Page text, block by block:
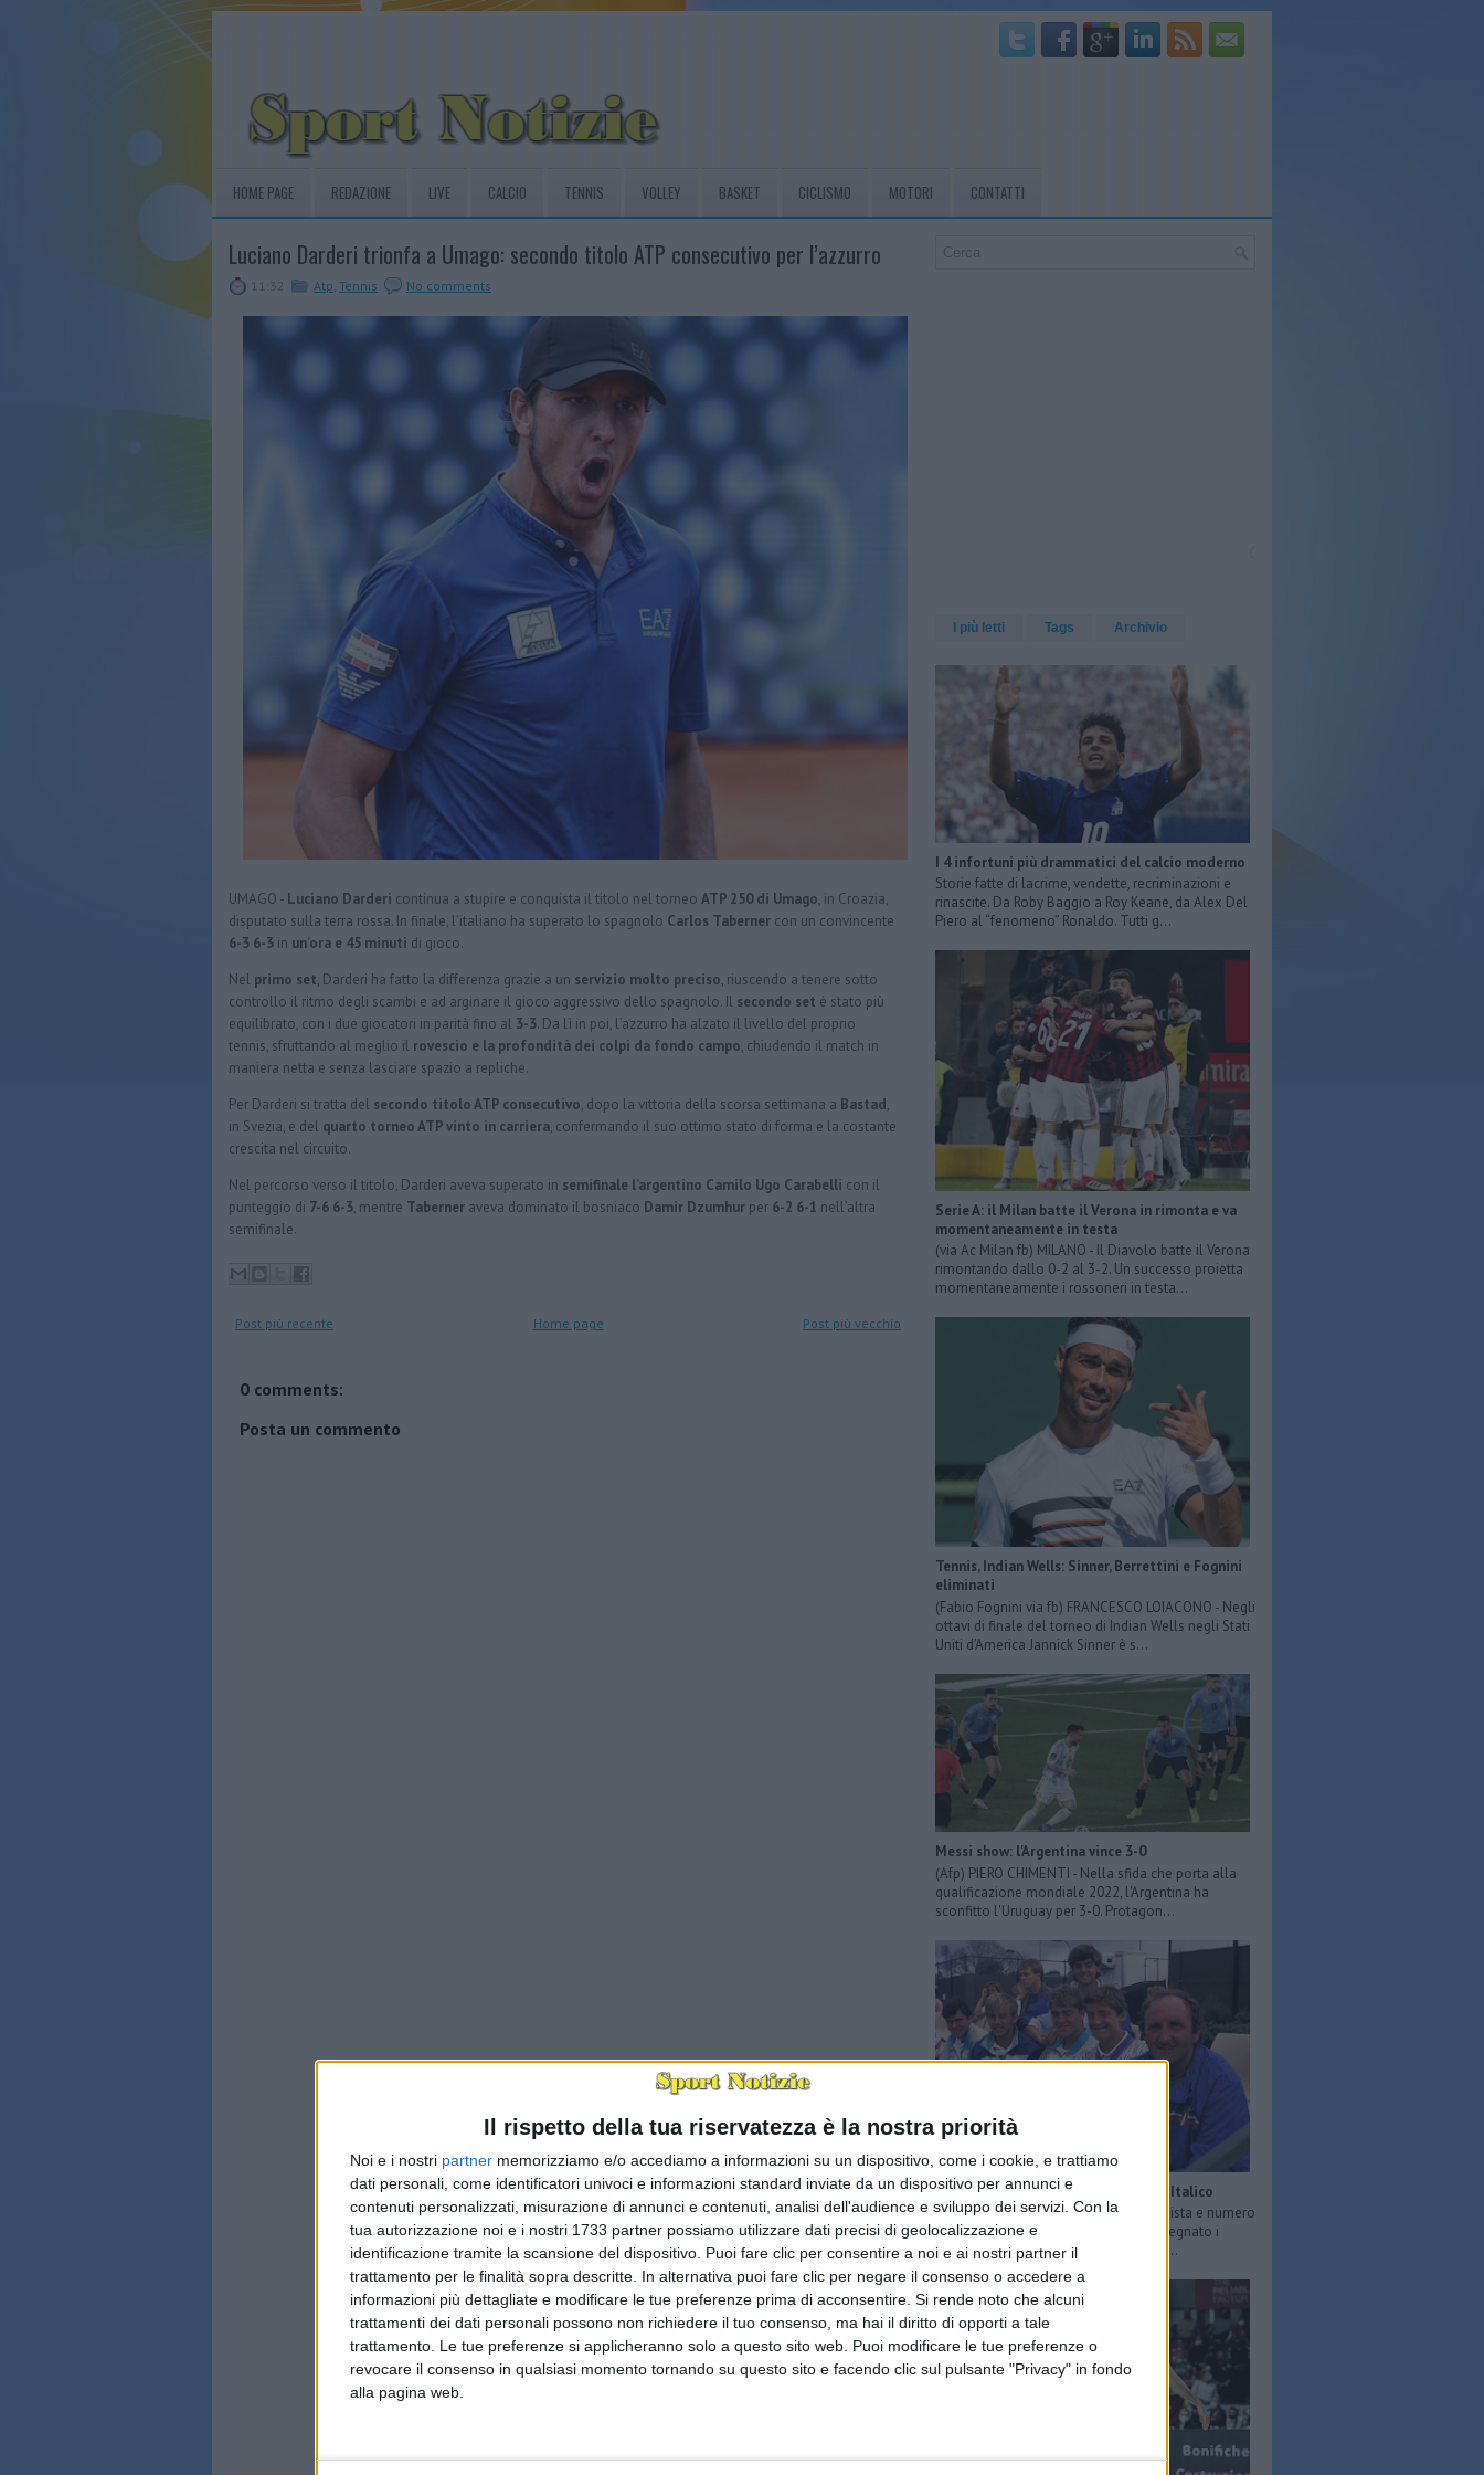
Il rispetto della tua riservatezza è la nostra priorità
Noi e i nostri partner memorizziamo e/o accediamo a informazioni su un dispositivo, come i cookie, e trattiamo
dati personali, come identificatori univoci e informazioni standard inviate da un dispositivo per annunci e
contenuti personalizzati, misurazione di annunci e contenuti, analisi dell'audience e sviluppo dei servizi. Con la
tua autorizzazione noi e i nostri 1733 partner possiamo utilizzare dati precisi di geolocalizzazione e
identificazione tramite la scansione del dispositivo. Puoi fare clic per consentire a noi e ai nostri partner il
trattamento per le finalità sopra descritte. In alternativa puoi fare clic per negare il consenso o accedere a
informazioni più dettagliate e modificare le tue preferenze prima di acconsentire. Si rende noto che alcuni
trattamenti dei dati personali possono non richiedere il tuo consenso, ma hai il diritto di opporti a tale
trattamento. Le tue preferenze si applicheranno solo a questo sito web. Puoi modificare le tue preferenze o
revocare il consenso in qualsiasi momento tornando su questo sito e facendo clic sul pulsante "Privacy" in fondo
alla pagina web.
HOME PAGE REDAZIONE LIVE CALCIO TENNIS VOLLEY BASKET CICLISMO MOTORI CONTATTI
Luciano Darderi trionfa a Umago: secondo titolo ATP consecutivo per l’azzurro
11:32 Atp Tennis No comments
UMAGO - Luciano Darderi continua a stupire e conquista il titolo nel torneo ATP 250 di Umago, in Croazia,
disputato sulla terra rossa. In finale, l’italiano ha superato lo spagnolo Carlos Taberner con un convincente
6-3 6-3 in un’ora e 45 minuti di gioco.
Nel primo set, Darderi ha fatto la differenza grazie a un servizio molto preciso, riuscendo a tenere sotto
controllo il ritmo degli scambi e ad arginare il gioco aggressivo dello spagnolo. Il secondo set è stato più
equilibrato, con i due giocatori in parità fino al 3-3. Da lì in poi, l’azzurro ha alzato il livello del proprio
tennis, sfruttando al meglio il rovescio e la profondità dei colpi da fondo campo, chiudendo il match in
maniera netta e senza lasciare spazio a repliche.
Per Darderi si tratta del secondo titolo ATP consecutivo, dopo la vittoria della scorsa settimana a Bastad,
in Svezia, e del quarto torneo ATP vinto in carriera, confermando il suo ottimo stato di forma e la costante
crescita nel circuito.
Nel percorso verso il titolo, Darderi aveva superato in semifinale l’argentino Camilo Ugo Carabelli con il
punteggio di 7-6 6-3, mentre Taberner aveva dominato il bosniaco Damir Dzumhur per 6-2 6-1 nell’altra
semifinale.
Post più recente Post più vecchio
Home page
0 comments:
Posta un commento
I più letti Tags Archivio
I 4 infortuni più drammatici del calcio moderno
Storie fatte di lacrime, vendette, recriminazioni e
rinascite. Da Roby Baggio a Roy Keane, da Alex Del
Piero al “fenomeno” Ronaldo. Tutti g...
Serie A: il Milan batte il Verona in rimonta e va
momentaneamente in testa
(via Ac Milan fb) MILANO - Il Diavolo batte il Verona
rimontando dallo 0-2 al 3-2. Un successo proietta
momentaneamente i rossoneri in testa...
Tennis, Indian Wells: Sinner, Berrettini e Fognini
eliminati
(Fabio Fognini via fb) FRANCESCO LOIACONO - Negli
ottavi di finale del torneo di Indian Wells negli Stati
Uniti d’America Jannick Sinner è s...
Messi show: l'Argentina vince 3-0
(Afp) PIERO CHIMENTI - Nella sfida che porta alla
qualificazione mondiale 2022, l'Argentina ha
sconfitto l'Uruguay per 3-0. Protagon...
È morto Ciro Cirillo, anima del Foro Italico
BARI - È scomparso a 66 anni l’ex tennista e numero
uno della scuola di Roma in cui ha insegnato i
segreti della racchetta a tanti ragazzi ...